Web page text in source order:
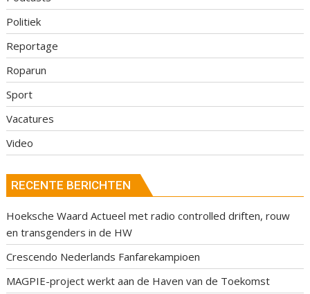
Politiek
Reportage
Roparun
Sport
Vacatures
Video
RECENTE BERICHTEN
Hoeksche Waard Actueel met radio controlled driften, rouw
en transgenders in de HW
Crescendo Nederlands Fanfarekampioen
MAGPIE-project werkt aan de Haven van de Toekomst